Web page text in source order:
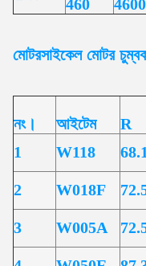
460
4600
মোটরসাইকেল মোটর
নং। আইটেম R
1
W118 68.1
2 W018F
3 W005A